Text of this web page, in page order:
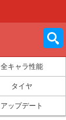
全キャラ性能
タイヤ
アップデート